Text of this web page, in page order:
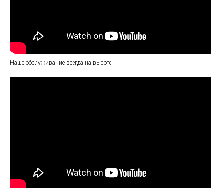
Наше обслуживание всегда на высоте